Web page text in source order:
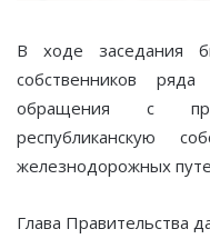
В ходе заседания
собственников
обращения с
республиканскую
железнодорожных
Глава Правительства